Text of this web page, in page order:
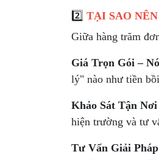
2️⃣ TẠI SAO
Giữa hàng trăm
Giá Trọn Gói –
lý" nào như tiền
Khảo Sát Tận
hiện trường và tư
Tư Vấn Giải